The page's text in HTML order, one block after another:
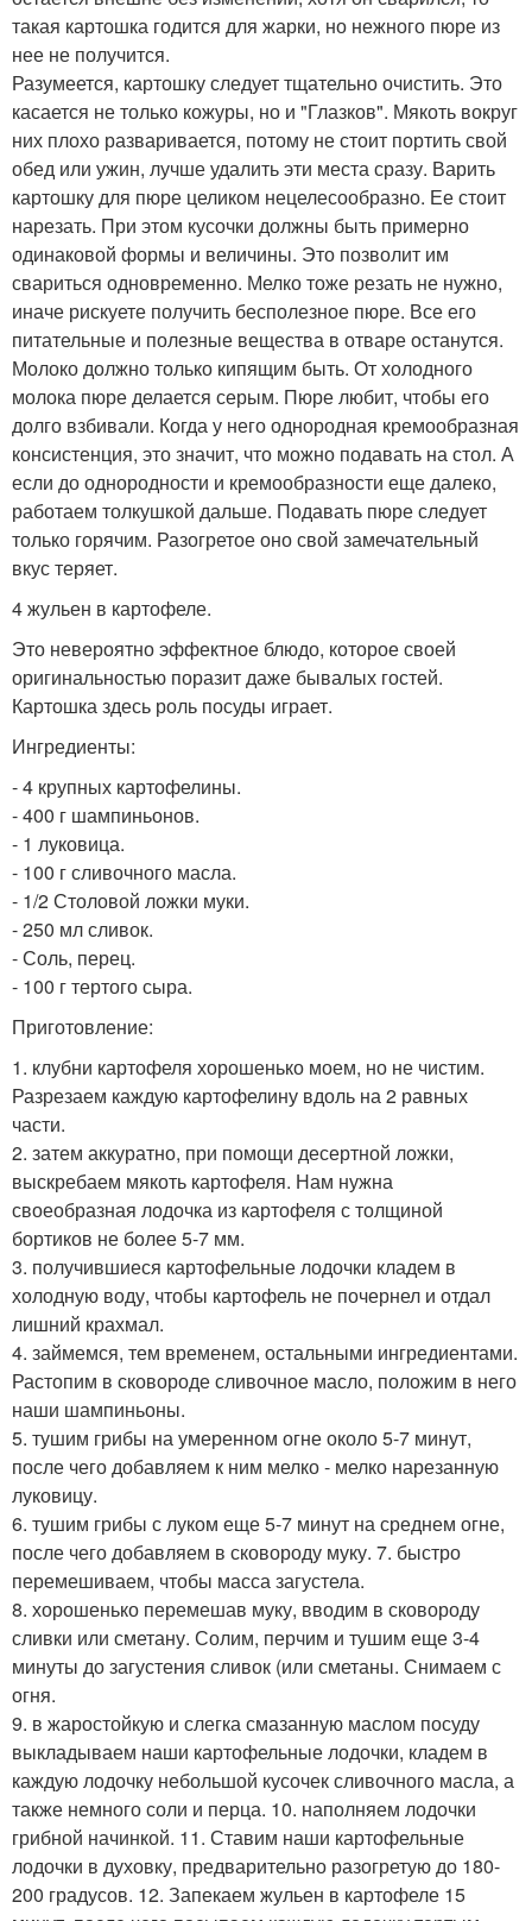
такая картошка годится для жарки, но нежного пюре из
нее не получится.
Разумеется, картошку следует тщательно очистить. Это
касается не только кожуры, но и "Глазков". Мякоть вокруг
них плохо разваривается, потому не стоит портить свой
обед или ужин, лучше удалить эти места сразу. Варить
картошку для пюре целиком нецелесообразно. Ее стоит
нарезать. При этом кусочки должны быть примерно
одинаковой формы и величины. Это позволит им
свариться одновременно. Мелко тоже резать не нужно,
иначе рискуете получить бесполезное пюре. Все его
питательные и полезные вещества в отваре останутся.
Молоко должно только кипящим быть. От холодного
молока пюре делается серым. Пюре любит, чтобы его
долго взбивали. Когда у него однородная кремообразная
консистенция, это значит, что можно подавать на стол. А
если до однородности и кремообразности еще далеко,
работаем толкушкой дальше. Подавать пюре следует
только горячим. Разогретое оно свой замечательный
вкус теряет.
4 жульен в картофеле.
Это невероятно эффектное блюдо, которое своей
оригинальностью поразит даже бывалых гостей.
Картошка здесь роль посуды играет.
Ингредиенты:
- 4 крупных картофелины.
- 400 г шампиньонов.
- 1 луковица.
- 100 г сливочного масла.
- 1/2 Столовой ложки муки.
- 250 мл сливок.
- Соль, перец.
- 100 г тертого сыра.
Приготовление:
1. клубни картофеля хорошенько моем, но не чистим.
Разрезаем каждую картофелину вдоль на 2 равных
части.
2. затем аккуратно, при помощи десертной ложки,
выскребаем мякоть картофеля. Нам нужна
своеобразная лодочка из картофеля с толщиной
бортиков не более 5-7 мм.
3. получившиеся картофельные лодочки кладем в
холодную воду, чтобы картофель не почернел и отдал
лишний крахмал.
4. займемся, тем временем, остальными ингредиентами.
Растопим в сковороде сливочное масло, положим в него
наши шампиньоны.
5. тушим грибы на умеренном огне около 5-7 минут,
после чего добавляем к ним мелко - мелко нарезанную
луковицу.
6. тушим грибы с луком еще 5-7 минут на среднем огне,
после чего добавляем в сковороду муку. 7. быстро
перемешиваем, чтобы масса загустела.
8. хорошенько перемешав муку, вводим в сковороду
сливки или сметану. Солим, перчим и тушим еще 3-4
минуты до загустения сливок (или сметаны. Снимаем с
огня.
9. в жаростойкую и слегка смазанную маслом посуду
выкладываем наши картофельные лодочки, кладем в
каждую лодочку небольшой кусочек сливочного масла, а
также немного соли и перца. 10. наполняем лодочки
грибной начинкой. 11. Ставим наши картофельные
лодочки в духовку, предварительно разогретую до 180-
200 градусов. 12. Запекаем жульен в картофеле 15